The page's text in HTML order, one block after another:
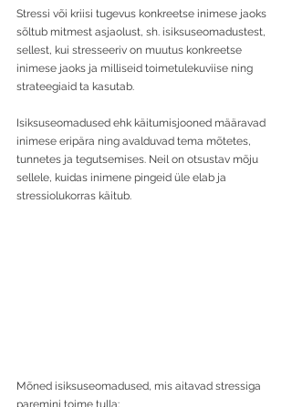
Stressi või kriisi tugevus konkreetse inimese jaoks
sõltub mitmest asjaolust, sh. isiksuseomadustest,
sellest, kui stresseeriv on muutus konkreetse
inimese jaoks ja milliseid toimetulekuviise ning
strateegiaid ta kasutab.
Isiksuseomadused ehk käitumisjooned määravad
inimese eripära ning avalduvad tema mõtetes,
tunnetes ja tegutsemises. Neil on otsustav mõju
sellele, kuidas inimene pingeid üle elab ja
stressiolukorras käitub.
Mõned isiksuseomadused, mis aitavad stressiga